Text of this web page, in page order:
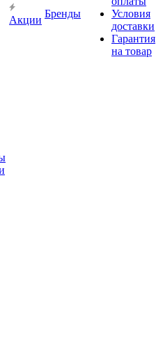
Акции
Бренды
Условия
доставки
Гарантия
на товар